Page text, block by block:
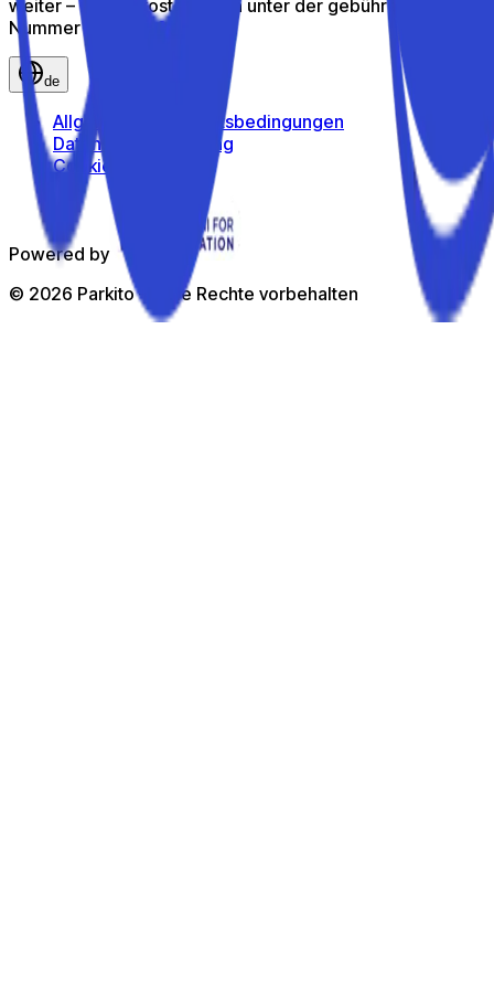
weiter – ruf uns kostenlos an unter der gebührenfreien
Nummer
800 816 980
de
Allgemeine Geschäftsbedingungen
Datenschutzerklärung
Cookie-Richtlinie
Powered by
© 2026 Parkito — Alle Rechte vorbehalten